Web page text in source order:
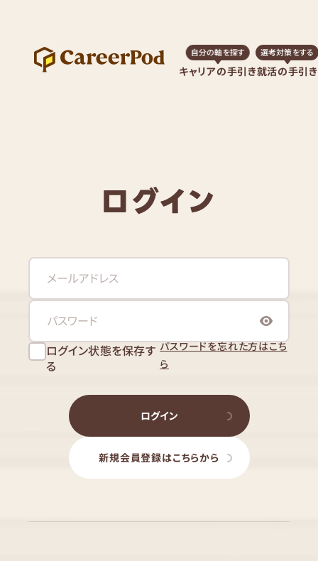
キャリアの手引き
自分の軸を探す
就活の手引き
選考対策をする
ログイン
ログイン状態を保存す
る
パスワードを忘れた方はこち
ら
ログイン
新規会員登録はこちらから